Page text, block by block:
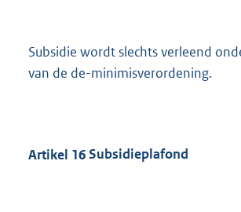
Subsidie wordt slechts verleend
van de de-minimisverordening.
Artikel 16Subsidieplafond